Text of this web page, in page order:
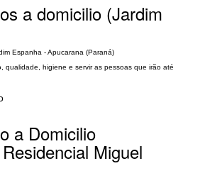
a domicilio (Jardim
Espanha - Apucarana (Paraná)
qualidade, higiene e servir as pessoas que irão até
a Domicilio
Miguel